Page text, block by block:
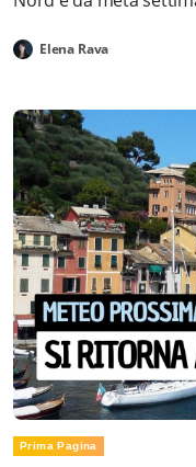
Elena Rava
Prima Pagina